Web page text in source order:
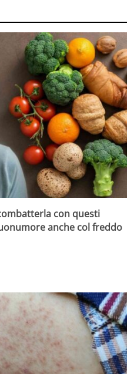
con questi
anche col freddo